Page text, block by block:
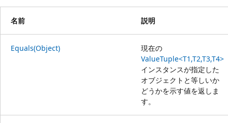
名前 説明
Equals(Object)
現在の
ValueTuple<T1,T2,T3,T4>
インスタンスが指定した
オブジェクトと等しいか
どうかを示す値を返しま
す。